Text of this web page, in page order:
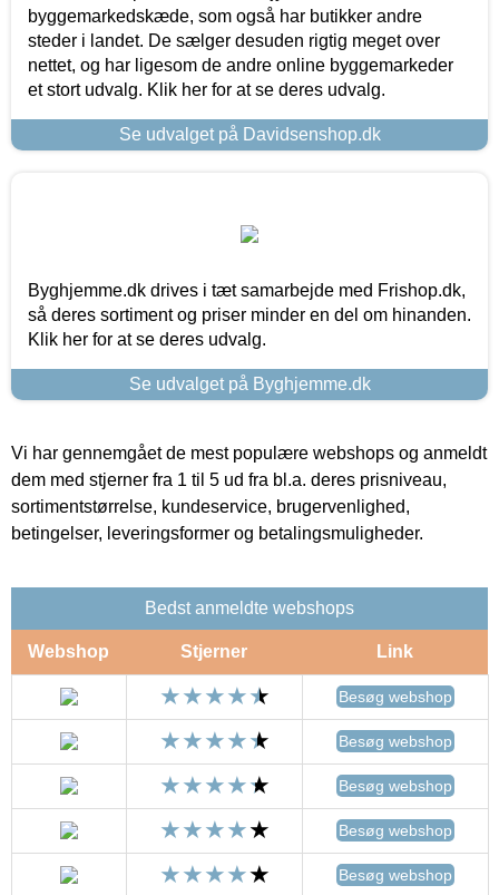
byggemarkedskæde, som også har butikker andre
steder i landet. De sælger desuden rigtig meget over
nettet, og har ligesom de andre online byggemarkeder
et stort udvalg. Klik her for at se deres udvalg.
Se udvalget på Davidsenshop.dk
Byghjemme.dk drives i tæt samarbejde med Frishop.dk,
så deres sortiment og priser minder en del om hinanden.
Klik her for at se deres udvalg.
Se udvalget på Byghjemme.dk
Vi har gennemgået de mest populære webshops og anmeldt
dem med stjerner fra 1 til 5 ud fra bl.a. deres prisniveau,
sortimentstørrelse, kundeservice, brugervenlighed,
betingelser, leveringsformer og betalingsmuligheder.
Bedst anmeldte webshops
Webshop Stjerner Link
Besøg webshop
Besøg webshop
Besøg webshop
Besøg webshop
Besøg webshop